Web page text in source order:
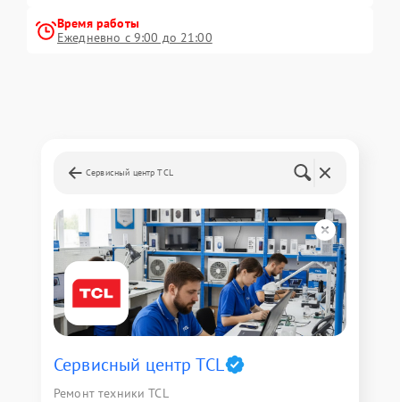
Время работы
Ежедневно с 9:00 до 21:00
Сервисный центр TCL
Сервисный центр TCL
Ремонт техники TCL